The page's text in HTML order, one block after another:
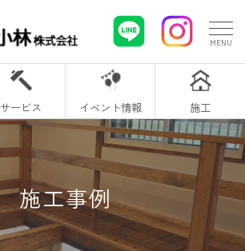
サービス イベント情報 施工
施工事例